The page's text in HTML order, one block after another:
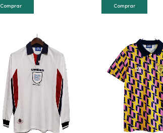
Comprar Comprar